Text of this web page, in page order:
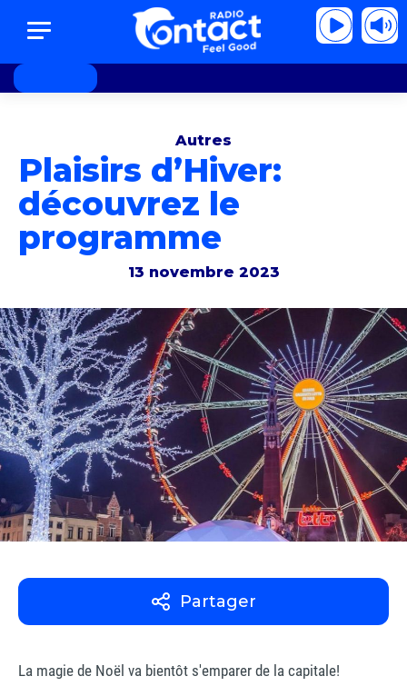
Olivia Stone - Sublime Olivia Stone -
Autres
Plaisirs d’Hiver:
découvrez le
programme
13 novembre 2023
Partager
La magie de Noël va bientôt s'emparer de la capitale!